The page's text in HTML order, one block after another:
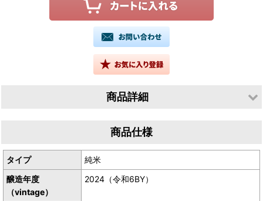
商品詳細
商品仕様
タイプ
純米
醸造年度
（vintage）
2024（令和6BY）